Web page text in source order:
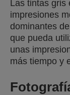
Las tintas gris
impresiones
dominantes
que pueda
unas
más tiempo y